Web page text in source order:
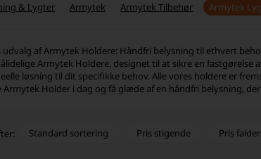
& Lygter Armytek Armytek Tilbehør Armytek
udvalg af Armytek Holdere: Håndfri belysning til ethvert
Armytek Holdere, designet til at sikre en fastgørelse
løsning til dit specifikke behov. Alle vores holdere er
Armytek Holder i dag og få glæde af en håndfri belysning,
Standard sortering Pris stigende Pris